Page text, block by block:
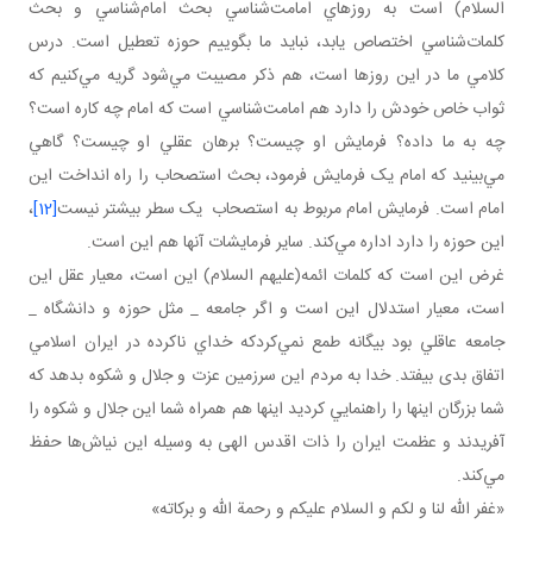
السلام) است به روزهاي امامت‌شناسي بحث امام‌شناسي و بحث
کلمات‌شناسي اختصاص يابد، نبايد ما بگوييم حوزه تعطيل است. درس
کلامي ما در اين روزها است، هم ذکر مصيبت مي‌شود گريه مي‌کنيم که
ثواب خاص خودش را دارد هم امامت‌شناسي است که امام چه کاره است؟
چه به ما داده؟ فرمايش او چيست؟ برهان عقلي او چيست؟ گاهي
مي‌بينيد که امام يک فرمايش فرمود، بحث استصحاب را راه انداخت اين
امام است. فرمايش امام مربوط به استصحاب يک سطر بيشتر نيست[12]
،
اين حوزه را دارد اداره مي‌کند. ساير فرمايشات آنها هم اين است.
غرض اين است که کلمات ائمه(عليهم السلام) اين است، معيار عقل اين
است، معيار استدلال اين است و اگر جامعه _ مثل حوزه و دانشگاه _
جامعه عاقلي بود بيگانه طمع نمي‌کردکه خداي ناکرده در ايران اسلامي
اتفاق بدی بيفتد. خدا به مردم اين سرزمين عزت و جلال و شکوه بدهد که
شما بزرگان اينها را راهنمايي کرديد اينها هم همراه شما اين جلال و شکوه را
آفريدند و عظمت ايران را ذات اقدس الهی به وسيله اين نياش‌ها حفظ
مي‌کند.
«غفر الله لنا و لکم و السلام عليکم و رحمة الله و برکاته»